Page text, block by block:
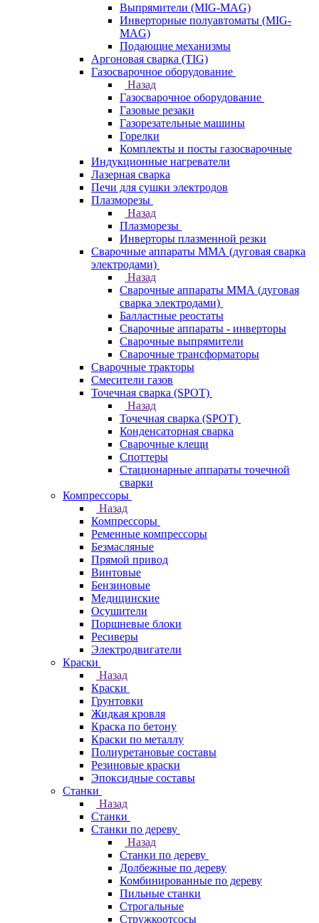
Выпрямители (MIG-MAG)
Инверторные полуавтоматы (MIG-
MAG)
Подающие механизмы
Аргоновая сварка (TIG)
Газосварочное оборудование
Назад
Газосварочное оборудование
Газовые резаки
Газорезательные машины
Горелки
Комплекты и посты газосварочные
Индукционные нагреватели
Лазерная сварка
Печи для сушки электродов
Плазморезы
Назад
Плазморезы
Инверторы плазменной резки
Сварочные аппараты ММА (дуговая сварка
электродами)
Назад
Сварочные аппараты ММА (дуговая
сварка электродами)
Балластные реостаты
Сварочные аппараты - инверторы
Сварочные выпрямители
Сварочные трансформаторы
Сварочные тракторы
Смесители газов
Точечная сварка (SPOT)
Назад
Точечная сварка (SPOT)
Конденсаторная сварка
Сварочные клещи
Споттеры
Стационарные аппараты точечной
сварки
Компрессоры
Назад
Компрессоры
Ременные компрессоры
Безмасляные
Прямой привод
Винтовые
Бензиновые
Медицинские
Осушители
Поршневые блоки
Ресиверы
Электродвигатели
Краски
Назад
Краски
Грунтовки
Жидкая кровля
Краска по бетону
Краски по металлу
Полиуретановые составы
Резиновые краски
Эпоксидные составы
Станки
Назад
Станки
Станки по дереву
Назад
Станки по дереву
Долбежные по дереву
Комбинированные по дереву
Пильные станки
Строгальные
Стружкоотсосы